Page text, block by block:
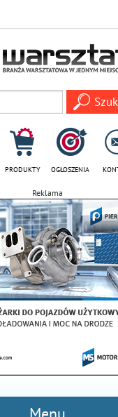
PRODUKTY OGŁOSZENIA
Reklama